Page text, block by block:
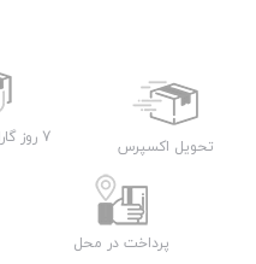
تحویل اکسپرس
7 روز
پرداخت در محل